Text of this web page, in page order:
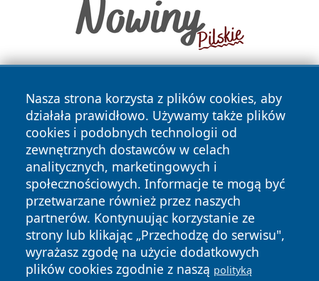
Nasza strona korzysta z plików cookies, aby
działała prawidłowo. Używamy także plików
cookies i podobnych technologii od
zewnętrznych dostawców w celach
analitycznych, marketingowych i
społecznościowych. Informacje te mogą być
przetwarzane również przez naszych
partnerów. Kontynuując korzystanie ze
strony lub klikając „Przechodzę do serwisu",
wyrażasz zgodę na użycie dodatkowych
plików cookies zgodnie z naszą polityką
Copyright © 2026 tczewski24.pl Wszystkie prawa zastrzeżone.
News Autorzy
Polityka
Prywatności
Polityka
Cookies